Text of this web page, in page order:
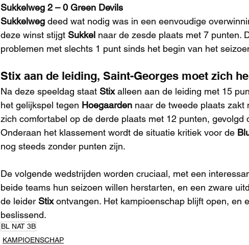
Sukkelweg 2 – 0 Green Devils
Sukkelweg deed wat nodig was in een eenvoudige
deze winst stijgt Sukkel naar de zesde plaats met 7 punten.
problemen met slechts 1 punt sinds het begin van het
Stix aan de leiding, Saint-Georges moet zich
Na deze speeldag staat Stix alleen aan de leiding met 15
het gelijkspel tegen Hoegaarden naar de tweede plaats zakt
zich comfortabel op de derde plaats met 12 punten, gevolgd
Onderaan het klassement wordt de situatie kritiek voor de
nog steeds zonder punten zijn.
De volgende wedstrijden worden cruciaal, met een
beide teams hun seizoen willen herstarten, en een zware
de leider Stix ontvangen. Het kampioenschap blijft open, en
beslissend.
BL NAT 3B
KAMPIOENSCHAP